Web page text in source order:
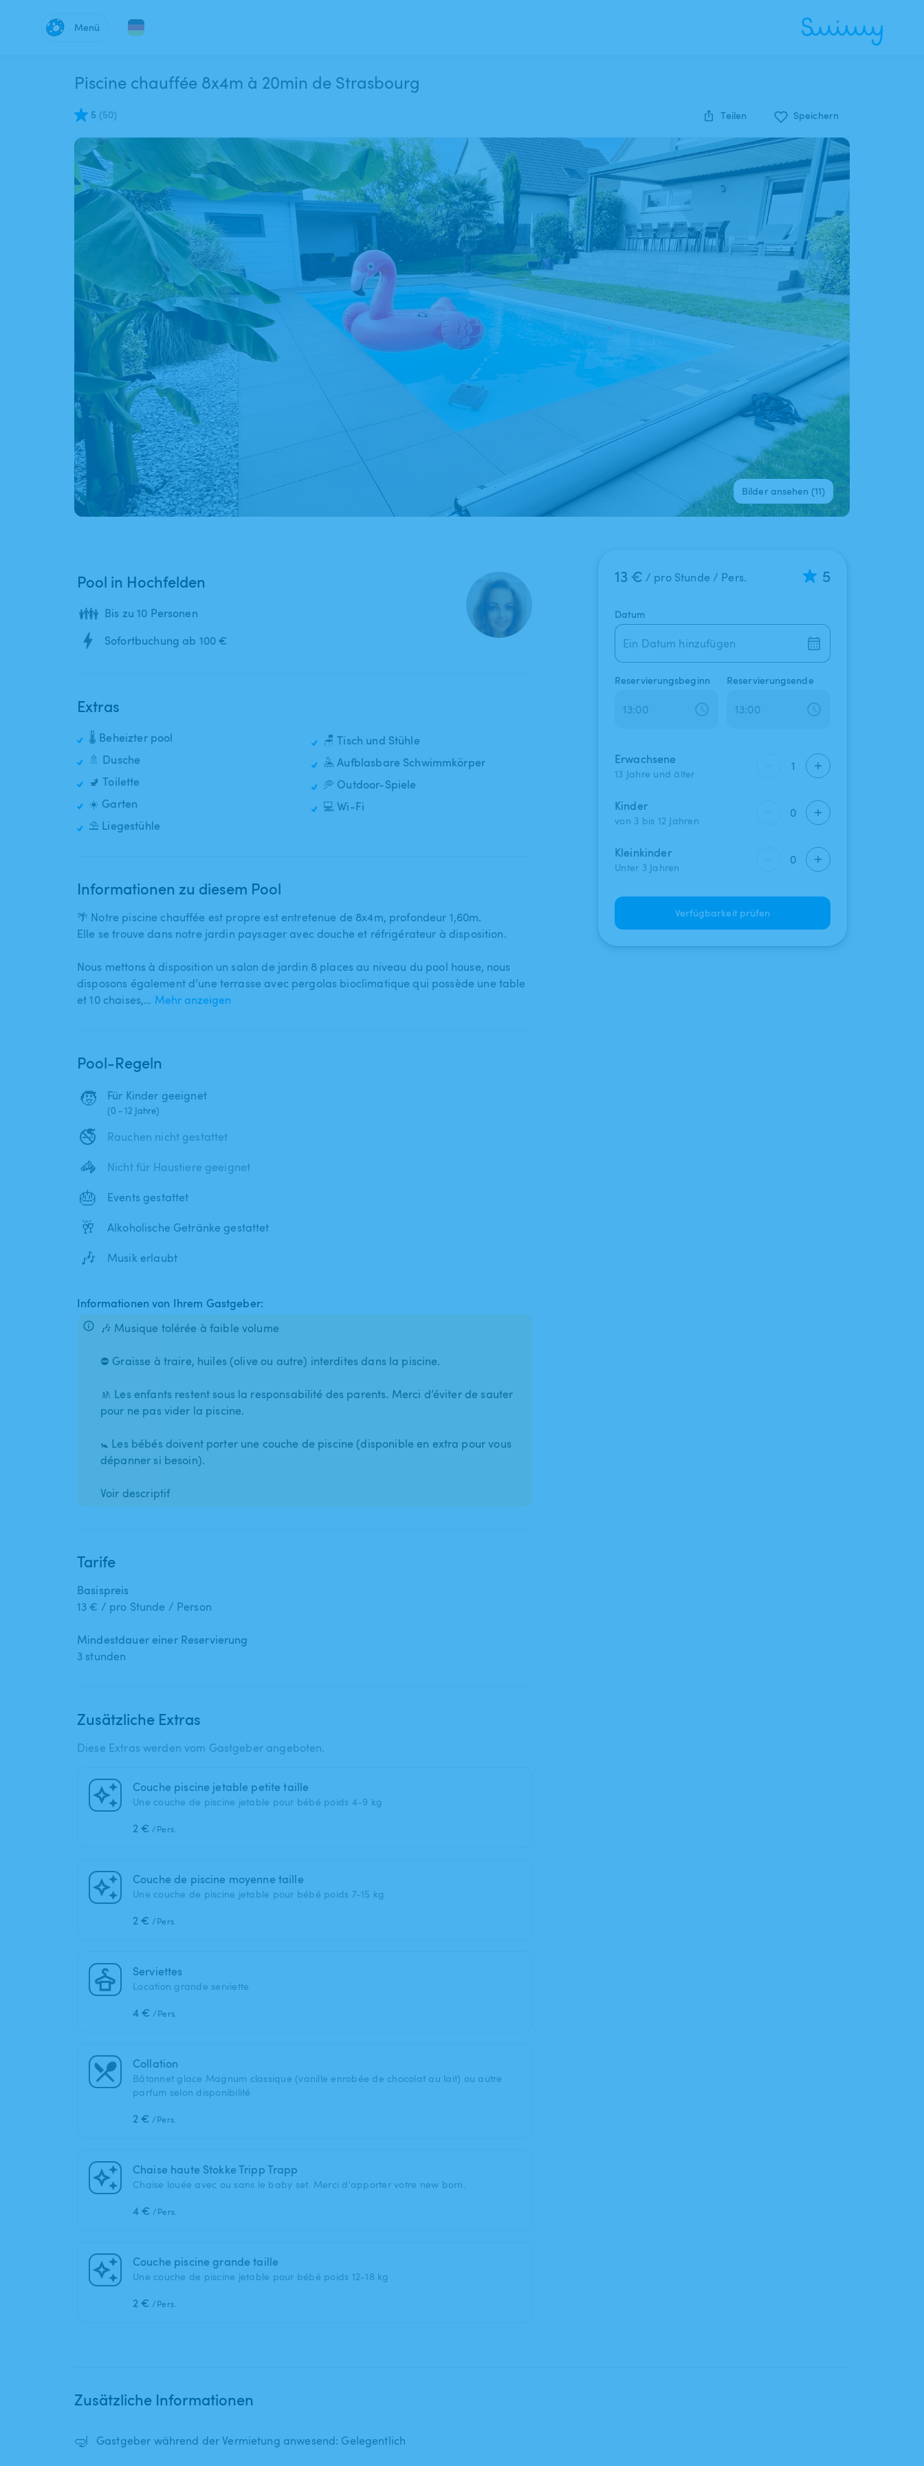
Menü
Piscine chauffée 8x4m à 20min de Strasbourg
5 (50) Teilen Speichern
Bilder ansehen (11)
Pool in Hochfelden
👪 Bis zu 10 Personen
Sofortbuchung ab 100 €
Extras
🌡️ Beheizter pool
🚿 Dusche
🚽 Toilette
☀️ Garten
⛱️ Liegestühle
🪑 Tisch und Stühle
🤽 Aufblasbare Schwimmkörper
🥏 Outdoor-Spiele
💻 Wi-Fi
Informationen zu diesem Pool
🌴 Notre piscine chauffée est propre est entretenue de 8x4m​,​ profondeur 1​,​60m.
Elle se trouve dans notre jardin paysager avec douche et réfrigérateur à disposition.
Nous mettons à disposition un salon de jardin 8 places au niveau du pool house​,​ nous
disposons également d’une terrasse avec pergolas bioclimatique qui possède une table
et 10 chaises​,​… Mehr anzeigen
Pool-Regeln
🧒 Für Kinder geeignet
(0 - 12 Jahre)
🚭 Rauchen nicht gestattet
🦓 Nicht für Haustiere geeignet
🎂 Events gestattet
🥂 Alkoholische Getränke gestattet
🎶 Musik erlaubt
Informationen von Ihrem Gastgeber:
🎶 Musique tolérée à faible volume
⛔ Graisse à traire, huiles (olive ou autre) interdites dans la piscine.
🚸 Les enfants restent sous la responsabilité des parents. Merci d’éviter de sauter
pour ne pas vider la piscine.
🚼 Les bébés doivent porter une couche de piscine (disponible en extra pour vous
dépanner si besoin).
Voir descriptif
Tarife
Basispreis
13 € / pro Stunde / Person
Mindestdauer einer Reservierung
3 stunden
Zusätzliche Extras
Diese Extras werden vom Gastgeber angeboten.
Couche piscine jetable petite taille
Une couche de piscine jetable pour bébé poids 4-9 kg
2 € /Pers.
Couche de piscine moyenne taille
Une couche de piscine jetable pour bébé poids 7-15 kg
2 € /Pers.
Serviettes
Location grande serviette
4 € /Pers.
Collation
Bâtonnet glace Magnum classique (vanille enrobée de chocolat au lait) ou autre
parfum selon disponibilité
2 € /Pers.
Chaise haute Stokke Tripp Trapp
Chaise louée avec ou sans le baby set. Merci d'apporter votre new born.
4 € /Pers.
Couche piscine grande taille
Une couche de piscine jetable pour bébé poids 12-18 kg
2 € /Pers.
13 € / pro Stunde / Pers. 5
Datum
Ein Datum hinzufügen
Reservierungsbeginn Reservierungsende
Erwachsene
13 Jahre und älter
1
Kinder
von 3 bis 12 Jahren
0
Kleinkinder
Unter 3 Jahren
0
Verfügbarkeit prüfen
Zusätzliche Informationen
🤿 Gastgeber während der Vermietung anwesend: Gelegentlich